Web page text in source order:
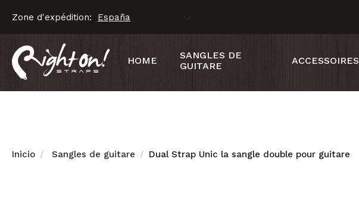
Zone d'expédition:
HOME
SANGLES DE
GUITARE
ACCESSOIRES
Inicio Sangles de guitare Dual Strap Unic la sangle double pour guitare